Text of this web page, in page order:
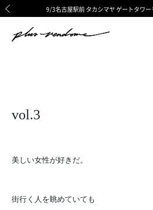
ギフトサービス 一部リニューアル
令和8年熊本地震の影響による荷
9/3名古屋駅前 タカシマヤ ゲートタワ
8/6渋谷ヒカリエ内ShinQs店 待望
ギフトサービス 一部リニューアル
令和8年熊本地震の影響による荷
vol.3
美しい女性が好きだ。
街行く人を眺めていても